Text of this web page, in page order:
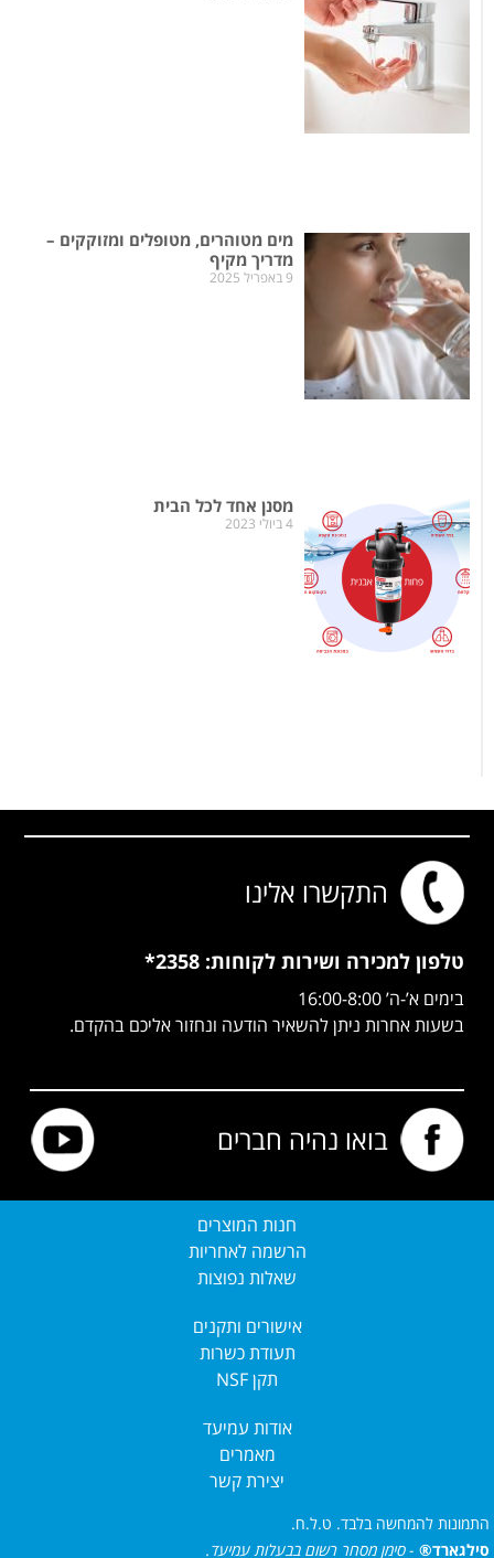
מים מטוהרים, מטופלים ומזוקקים –
מדריך מקיף
9 באפריל 2025
מסנן אחד לכל הבית
4 ביולי 2023
התקשרו אלינו
טלפון למכירה ושירות לקוחות: 2358*
בימים א’-ה’ 16:00-8:00
בשעות אחרות ניתן להשאיר הודעה ונחזור אליכם בהקדם.
בואו נהיה חברים
חנות המוצרים
הרשמה לאחריות
שאלות נפוצות
אישורים ותקנים
תעודת כשרות
תקן NSF
אודות עמיעד
מאמרים
יצירת קשר
התמונות להמחשה בלבד. ט.ל.ח.
סילגארד® -סימן מסחר רשום בבעלות עמיעד.